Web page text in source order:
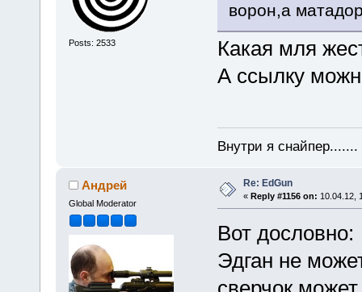
Posts: 2533
ворон,а
Какая мля
А ссылку
Внутри я
Андрей
Global Moderator
Re: EdGun
« Reply #1156 on: 10.04.12,
Вот дословно:
Эдган не